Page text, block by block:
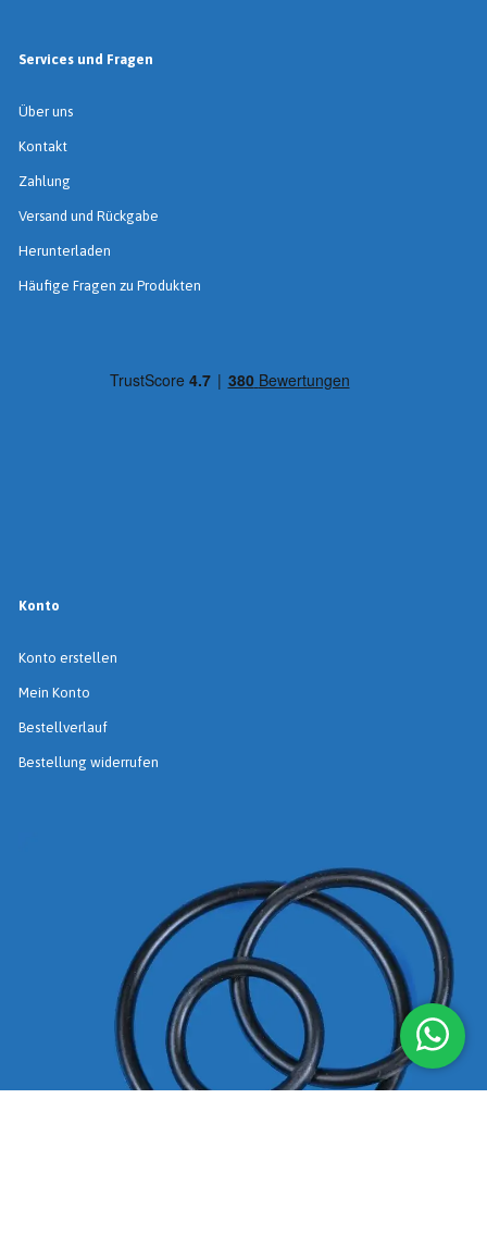
Services und Fragen
Über uns
Kontakt
Zahlung
Versand und Rückgabe
Herunterladen
Häufige Fragen zu Produkten
Konto
Konto erstellen
Mein Konto
Bestellverlauf
Bestellung widerrufen